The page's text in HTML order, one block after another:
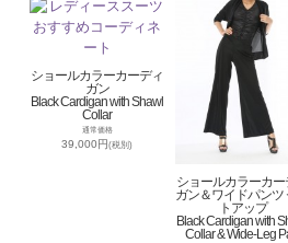
ショールカラーカーディ
ガン
Black Cardigan with Shawl
Collar
通常価格
39,000円(税別)
ショールカラーカー
ガン＆ワイドパンツ
トアップ
Black Cardigan with
Collar & Wide-Leg